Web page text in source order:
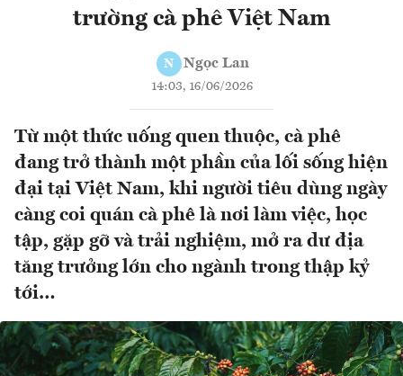
trường cà phê Việt Nam
N Ngọc Lan
14:03, 16/06/2026
Từ một thức uống quen thuộc, cà phê
đang trở thành một phần của lối sống hiện
đại tại Việt Nam, khi người tiêu dùng ngày
càng coi quán cà phê là nơi làm việc, học
tập, gặp gỡ và trải nghiệm, mở ra dư địa
tăng trưởng lớn cho ngành trong thập kỷ
tới…